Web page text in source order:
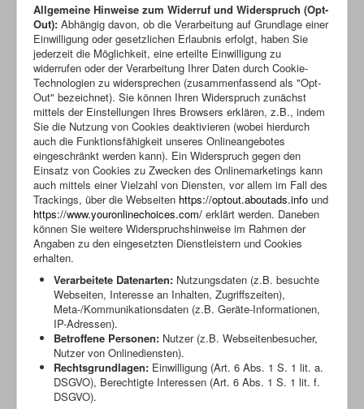
Allgemeine Hinweise zum Widerruf und Widerspruch (Opt-
Out): Abhängig davon, ob die Verarbeitung auf Grundlage einer
Einwilligung oder gesetzlichen Erlaubnis erfolgt, haben Sie
jederzeit die Möglichkeit, eine erteilte Einwilligung zu
widerrufen oder der Verarbeitung Ihrer Daten durch Cookie-
Technologien zu widersprechen (zusammenfassend als "Opt-
Out" bezeichnet). Sie können Ihren Widerspruch zunächst
mittels der Einstellungen Ihres Browsers erklären, z.B., indem
Sie die Nutzung von Cookies deaktivieren (wobei hierdurch
auch die Funktionsfähigkeit unseres Onlineangebotes
eingeschränkt werden kann). Ein Widerspruch gegen den
Einsatz von Cookies zu Zwecken des Onlinemarketings kann
auch mittels einer Vielzahl von Diensten, vor allem im Fall des
Trackings, über die Webseiten https://optout.aboutads.info und
https://www.youronlinechoices.com/ erklärt werden. Daneben
können Sie weitere Widerspruchshinweise im Rahmen der
Angaben zu den eingesetzten Dienstleistern und Cookies
erhalten.
Verarbeitete Datenarten: Nutzungsdaten (z.B. besuchte
Webseiten, Interesse an Inhalten, Zugriffszeiten),
Meta-/Kommunikationsdaten (z.B. Geräte-Informationen,
IP-Adressen).
Betroffene Personen: Nutzer (z.B. Webseitenbesucher,
Nutzer von Onlinediensten).
Rechtsgrundlagen: Einwilligung (Art. 6 Abs. 1 S. 1 lit. a.
DSGVO), Berechtigte Interessen (Art. 6 Abs. 1 S. 1 lit. f.
DSGVO).